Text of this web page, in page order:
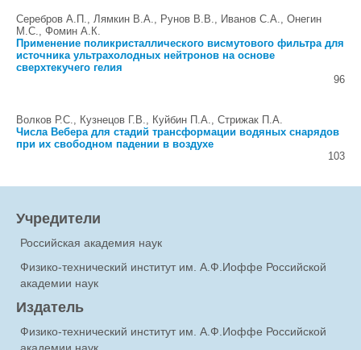
Серебров А.П., Лямкин В.А., Рунов В.В., Иванов С.А., Онегин
М.С., Фомин А.К.
Применение поликристаллического висмутового фильтра для
источника ультрахолодных нейтронов на основе
сверхтекучего гелия
96
Волков Р.С., Кузнецов Г.В., Куйбин П.А., Стрижак П.А.
Числа Вебера для стадий трансформации водяных снарядов
при их свободном падении в воздухе
103
Учредители
Российская академия наук
Физико-технический институт им. А.Ф.Иоффе Российской
академии наук
Издатель
Физико-технический институт им. А.Ф.Иоффе Российской